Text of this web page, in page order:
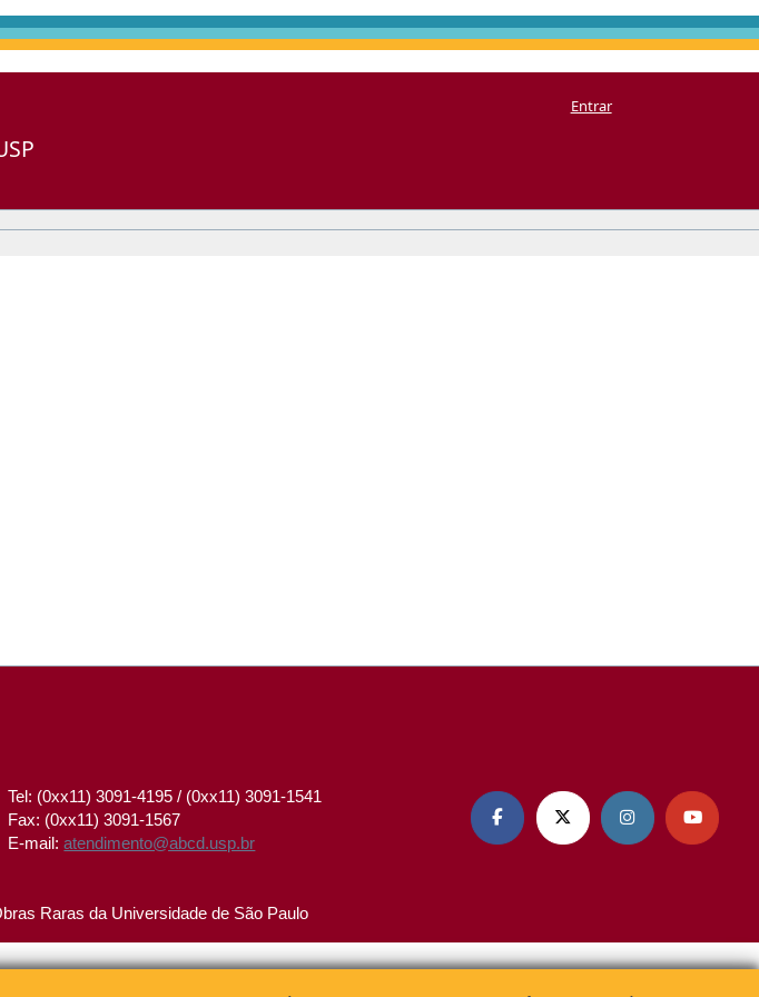
Entrar
Tel: (0xx11) 3091-4195 / (0xx11) 3091-1541
Fax: (0xx11) 3091-1567
E-mail:atendimento@abcd.usp.br
   
Raras da Universidade de São Paulo